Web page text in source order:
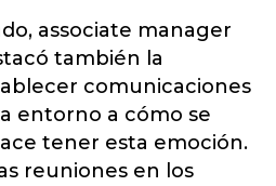
associate manager
también la
comunicaciones
entorno a cómo se
tener esta emoción.
reuniones en los